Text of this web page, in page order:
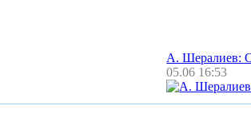
А. Шералиев:
05.06 16:53